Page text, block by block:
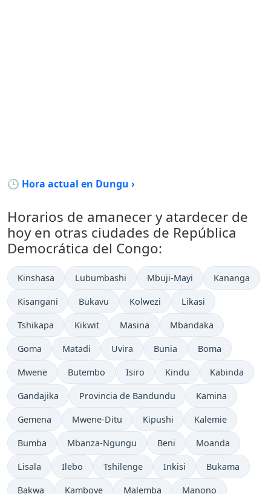
🕒 Hora actual en Dungu ›
Horarios de amanecer y atardecer de
hoy en otras ciudades de República
Democrática del Congo:
Kinshasa Lubumbashi Mbuji-Mayi Kananga
Kisangani Bukavu Kolwezi Likasi
Tshikapa Kikwit Masina Mbandaka
Goma Matadi Uvira Bunia Boma
Mwene Butembo Isiro Kindu Kabinda
Gandajika Provincia de Bandundu Kamina
Gemena Mwene-Ditu Kipushi Kalemie
Bumba Mbanza-Ngungu Beni Moanda
Lisala Ilebo Tshilenge Inkisi Bukama
Bakwa Kambove Malemba Manono